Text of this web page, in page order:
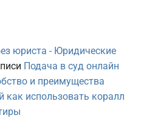
юриста - Юридические
Подача в суд онлайн
и преимущества
как использовать коралл